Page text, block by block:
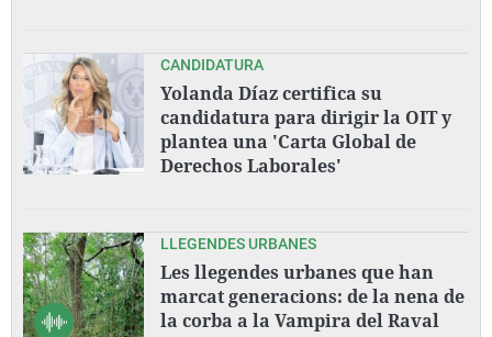
CANDIDATURA
Yolanda Díaz certifica su
candidatura para dirigir la OIT y
plantea una 'Carta Global de
Derechos Laborales'
LLEGENDES URBANES
Les llegendes urbanes que han
marcat generacions: de la nena de
la corba a la Vampira del Raval